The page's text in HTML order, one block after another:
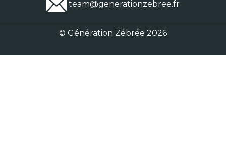
team@generationzebree.fr
© Génération Zébrée 2026